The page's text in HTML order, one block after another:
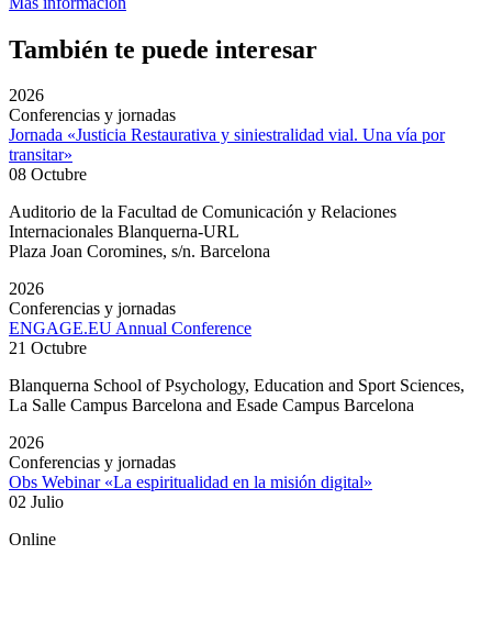
También te puede interesar
2026
Conferencias y jornadas
Jornada «Justicia Restaurativa y siniestralidad vial. Una vía por
transitar»
08 Octubre
Auditorio de la Facultad de Comunicación y Relaciones
Internacionales Blanquerna-URL
Plaza Joan Coromines, s/n. Barcelona
2026
Conferencias y jornadas
ENGAGE.EU Annual Conference
21 Octubre
Blanquerna School of Psychology, Education and Sport Sciences,
La Salle Campus Barcelona and Esade Campus Barcelona
2026
Conferencias y jornadas
Obs Webinar «La espiritualidad en la misión digital»
02 Julio
Online